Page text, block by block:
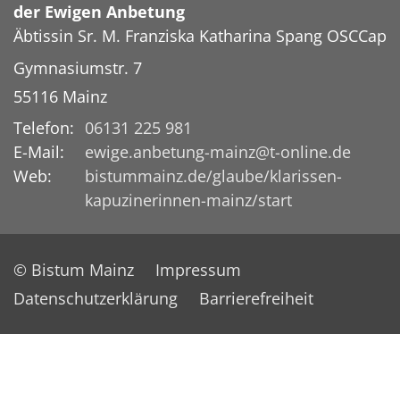
der Ewigen Anbetung
Äbtissin Sr. M. Franziska Katharina Spang OSCCap
Gymnasiumstr. 7
55116 Mainz
Telefon: 06131 225 981
E-Mail:
ewige.anbetung-mainz@t-online.de
Web:
bistummainz.de/glaube/klarissen-
kapuzinerinnen-mainz/start
© Bistum Mainz
Impressum
Datenschutzerklärung
Barrierefreiheit